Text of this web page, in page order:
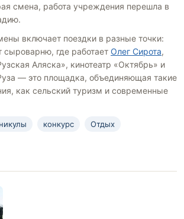
смена, работа учреждения перешла в
включает поездки в разные точки:
сыроварню, где работает Олег Сирота,
Аляска», кинотеатр «Октябрь» и
— это площадка, объединяющая такие
как сельский туризм и современные
конкурс Отдых